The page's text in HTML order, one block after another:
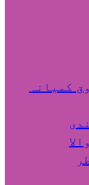
کمیانہ